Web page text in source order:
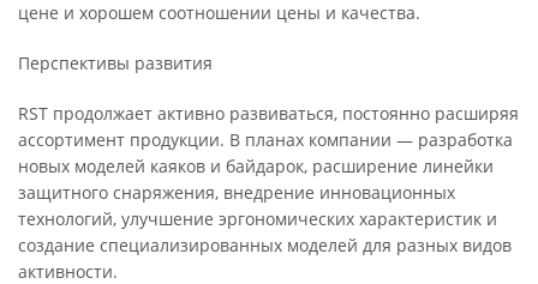
цене и хорошем соотношении цены и качества.
Перспективы развития
RST продолжает активно развиваться, постоянно расширяя
ассортимент продукции. В планах компании — разработка
новых моделей каяков и байдарок, расширение линейки
защитного снаряжения, внедрение инновационных
технологий, улучшение эргономических характеристик и
создание специализированных моделей для разных видов
активности.